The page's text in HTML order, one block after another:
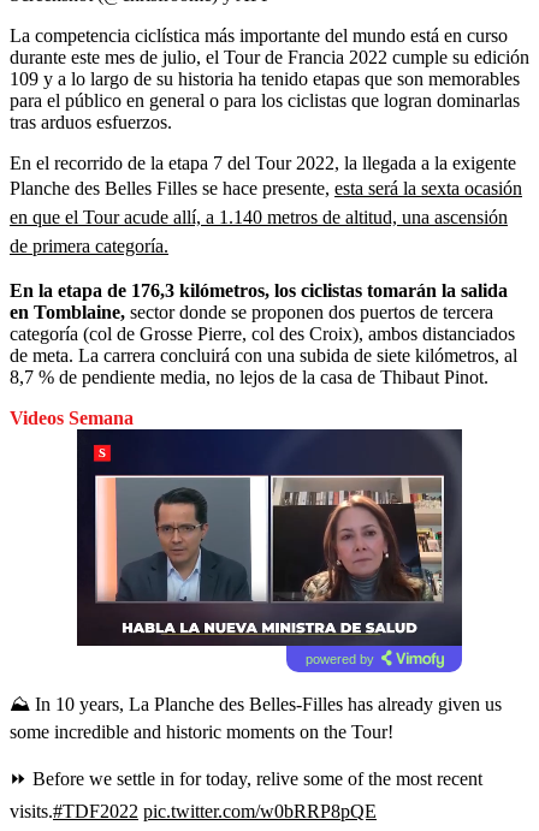
La competencia ciclística más importante del mundo está en curso
durante este mes de julio, el Tour de Francia 2022 cumple su edición
109 y a lo largo de su historia ha tenido etapas que son memorables
para el público en general o para los ciclistas que logran dominarlas
tras arduos esfuerzos.
En el recorrido de la etapa 7 del Tour 2022, la llegada a la exigente
Planche des Belles Filles se hace presente, esta será la sexta ocasión
en que el Tour acude allí, a 1.140 metros de altitud, una ascensión
de primera categoría.
En la etapa de 176,3 kilómetros, los ciclistas tomarán la salida
en Tomblaine, sector donde se proponen dos puertos de tercera
categoría (col de Grosse Pierre, col des Croix), ambos distanciados
de meta. La carrera concluirá con una subida de siete kilómetros, al
8,7 % de pendiente media, no lejos de la casa de Thibaut Pinot.
Videos Semana
powered by
⛰ In 10 years, La Planche des Belles-Filles has already given us
some incredible and historic moments on the Tour!
⏩ Before we settle in for today, relive some of the most recent
visits.#TDF2022 pic.twitter.com/w0bRRP8pQE